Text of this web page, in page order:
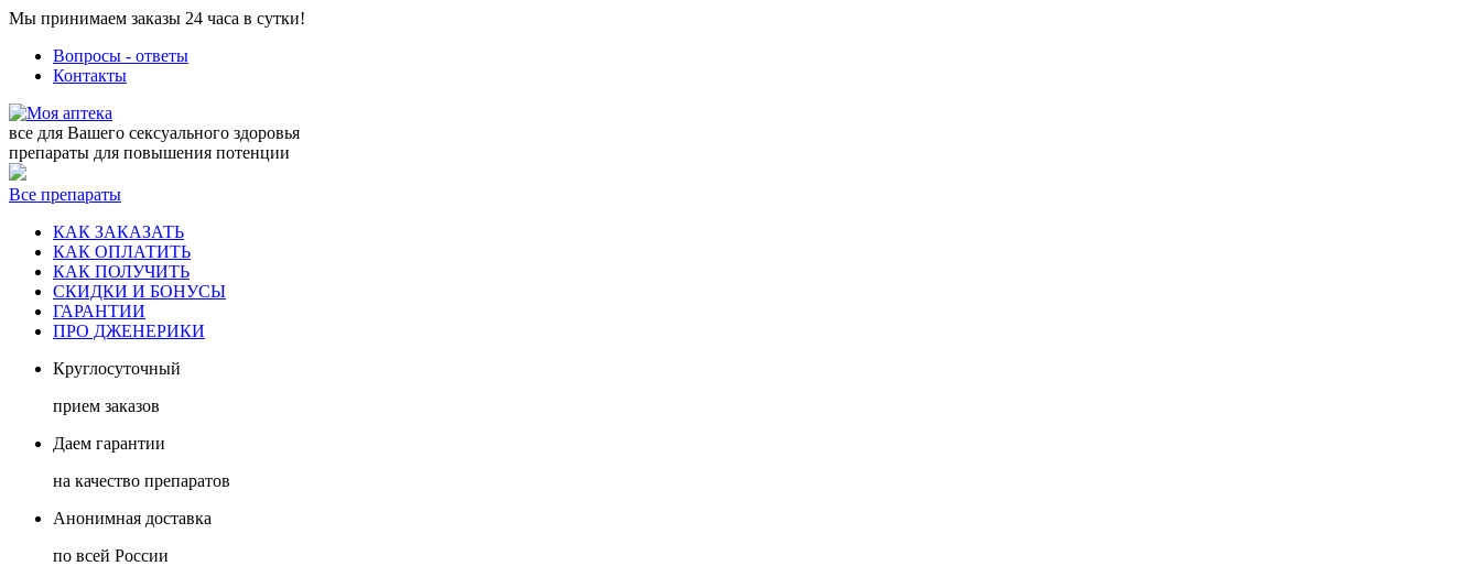
Мы принимаем заказы 24 часа в сутки!
Вопросы - ответы
Контакты
все для Вашего сексуального здоровья
препараты для повышения потенции
Все препараты
КАК ЗАКАЗАТЬ
КАК ОПЛАТИТЬ
КАК ПОЛУЧИТЬ
СКИДКИ И БОНУСЫ
ГАРАНТИИ
ПРО ДЖЕНЕРИКИ
Круглосуточный
прием заказов
Даем гарантии
на качество препаратов
Анонимная доставка
по всей России